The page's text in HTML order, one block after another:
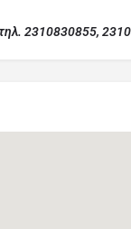
2310830855,